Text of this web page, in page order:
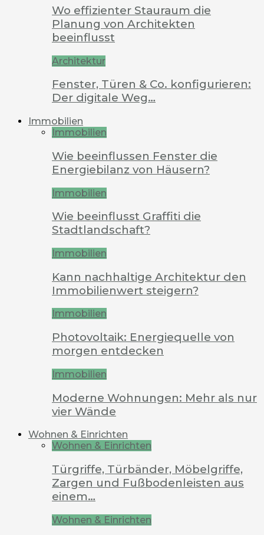
Wo effizienter Stauraum die
Planung von Architekten
beeinflusst
Architektur
Fenster, Türen & Co. konfigurieren:
Der digitale Weg…
Immobilien
Immobilien
Wie beeinflussen Fenster die
Energiebilanz von Häusern?
Immobilien
Wie beeinflusst Graffiti die
Stadtlandschaft?
Immobilien
Kann nachhaltige Architektur den
Immobilienwert steigern?
Immobilien
Photovoltaik: Energiequelle von
morgen entdecken
Immobilien
Moderne Wohnungen: Mehr als nur
vier Wände
Wohnen & Einrichten
Wohnen & Einrichten
Türgriffe, Türbänder, Möbelgriffe,
Zargen und Fußbodenleisten aus
einem…
Wohnen & Einrichten